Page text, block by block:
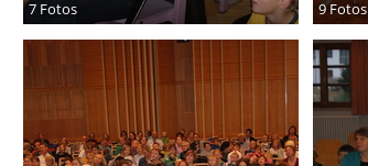
7 Fotos 9 Fotos